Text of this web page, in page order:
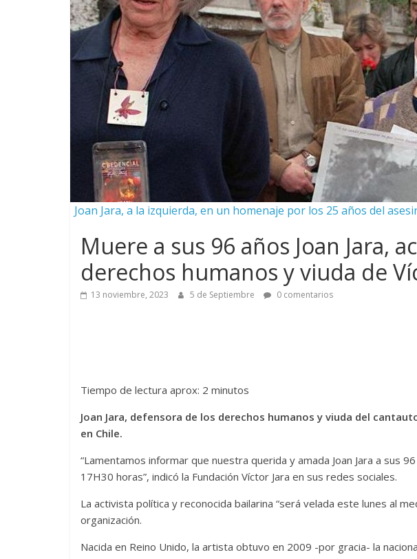
Joan Jara, a la izquierda, en un homenaje por los 25 años del
Muere a sus 96 años Joan Jara,
derechos humanos y viuda de
13 noviembre, 2023 5 de Septiembre 0 comentarios
Tiempo de lectura aprox: 2 minutos
Joan Jara, defensora de los derechos humanos y viuda del
en Chile.
“Lamentamos informar que nuestra querida y amada Joan Jara a sus
17H30 horas”, indicó la Fundación Víctor Jara en sus redes sociales.
La activista política y reconocida bailarina “será velada este lunes al
organización.
Nacida en Reino Unido, la artista obtuvo en 2009 -por gracia- la